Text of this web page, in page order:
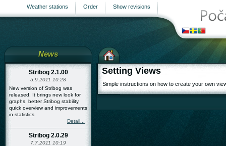
Show revisions
Order
Weather stations
News
Stribog 2.1.00
5.9.2011 10:28
New version of Stribog was
released. It brings new look for
graphs, better Stribog stability,
quick overview and improvements
in statistics
Detail...
Stribog 2.0.29
7.7.2011 10:19
Setting Views
Simple instructions on how to create your own